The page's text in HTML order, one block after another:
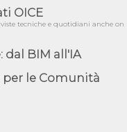
al Bando tipo
Confindustria
Città metropolitana
Giunta Regionale della
OICE
tecniche e quotidiani anche on
dal BIM all'IA
le Comunità